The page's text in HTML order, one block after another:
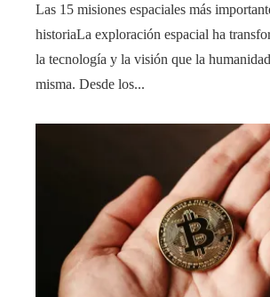
Las 15 misiones espaciales más
historiaLa exploración espacial ha
la tecnología y la visión que la
misma. Desde los...